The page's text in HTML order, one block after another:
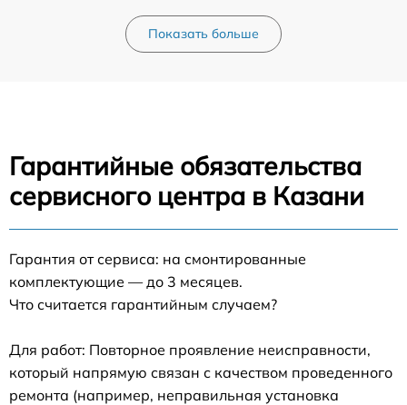
Показать больше
Гарантийные обязательства
сервисного центра в Казани
Гарантия от сервиса: на смонтированные
комплектующие — до 3 месяцев.
Что считается гарантийным случаем?
Для работ: Повторное проявление неисправности,
который напрямую связан с качеством проведенного
ремонта (например, неправильная установка